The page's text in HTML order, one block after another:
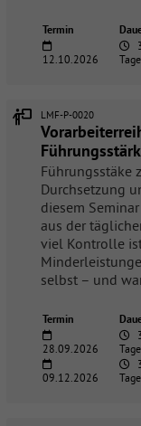
Termin
12.10.2026
Tage
LMF-P-0020
Führungsstäke
Durchsetzung
diesem
aus der
viel Kontrolle
selbst – und
Termin
28.09.2026
Tage
09.12.2026
Tage